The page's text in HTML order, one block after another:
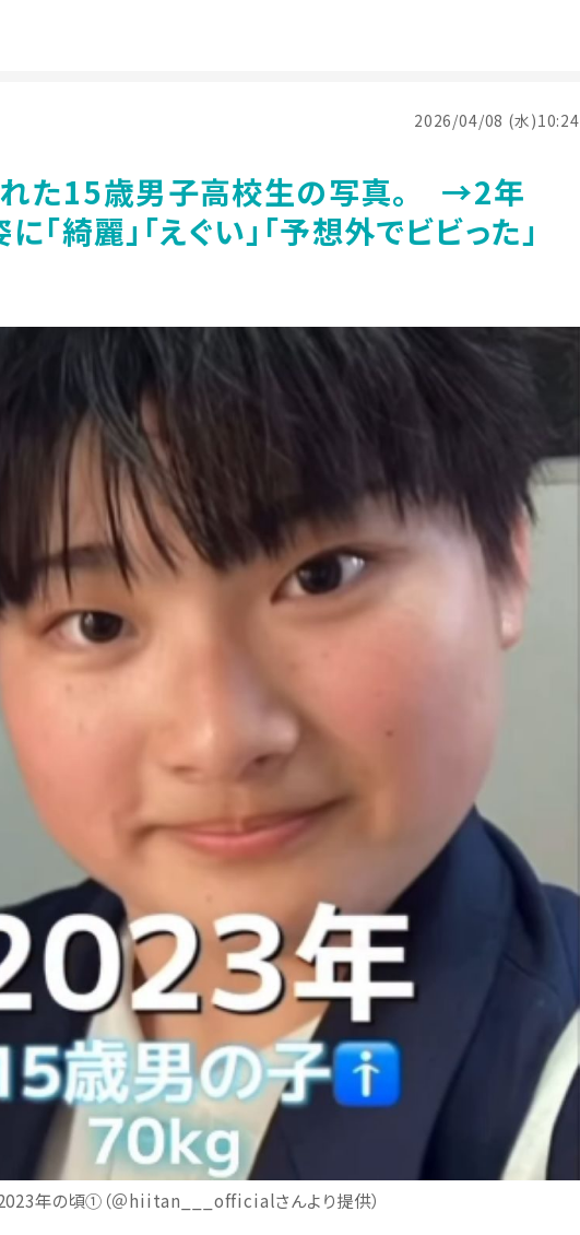
2026/04/08 (水)10:24
た15歳男子高校生の写真。 →2年
綺麗」「えぐい」「予想外でビビった」
年の頃①（＠hiitan___officialさんより提供）